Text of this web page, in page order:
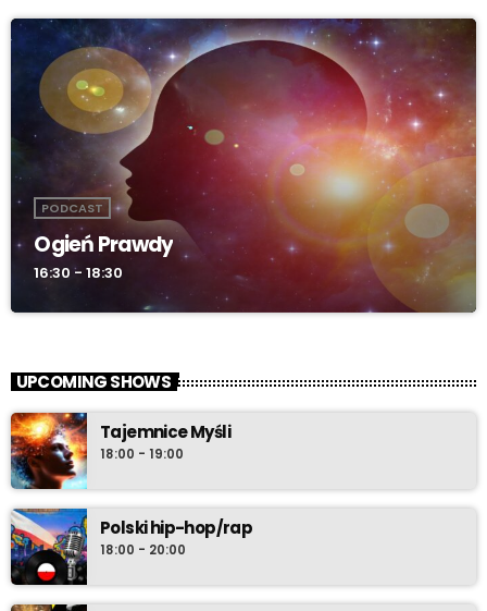
PODCAST
Ogień Prawdy
16:30 - 18:30
UPCOMING SHOWS
Tajemnice Myśli
18:00 - 19:00
Polski hip-hop/rap
18:00 - 20:00